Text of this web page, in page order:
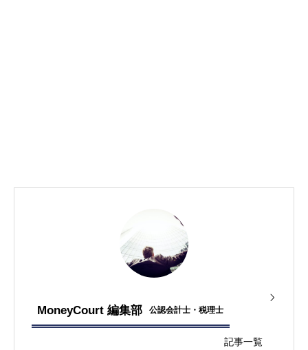
MoneyCourt 編集部 公認会計士・税理士
記事一覧